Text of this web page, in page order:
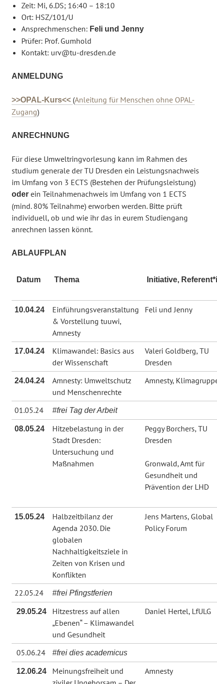
Zeit: Mi, 6.DS; 16:40 – 18:10
Ort: HSZ/101/U
Ansprechmenschen: Feli und Jenny
Prüfer: Prof. Gumhold
Kontakt: urv@tu-dresden.de
ANMELDUNG
>>OPAL-Kurs<< (Anleitung für Menschen ohne OPAL-
Zugang)
ANRECHNUNG
Für diese Umweltringvorlesung kann im Rahmen des
studium generale der TU Dresden ein Leistungsnachweis
im Umfang von 3 ECTS (Bestehen der Prüfungsleistung)
oder ein Teilnahmenachweis im Umfang von 1 ECTS
(mind. 80% Teilnahme) erworben werden. Bitte prüft
individuell, ob und wie ihr das in eurem Studiengang
anrechnen lassen könnt.
ABLAUFPLAN
Datum Thema Initiative,
10.04.24
Einführungsveranstaltung
& Vorstellung tuuwi,
Amnesty
Feli und Jenny
17.04.24
Klimawandel: Basics aus
der Wissenschaft
Valeri Goldberg, TU
Dresden
24.04.24
Amnesty: Umweltschutz
und Menschenrechte
Amnesty,
01.05.24 #frei Tag der Arbeit
08.05.24
Hitzebelastung in der
Stadt Dresden:
Untersuchung und
Maßnahmen
Peggy Borchers, TU
Dresden
Gronwald, Amt für
Gesundheit und
Prävention der LHD
15.05.24
Halbzeitbilanz der
Agenda 2030. Die
globalen
Nachhaltigkeitsziele in
Zeiten von Krisen und
Konflikten
Jens Martens, Global
Policy Forum
22.05.24 #frei Pfingstferien
29.05.24
Hitzestress auf allen
„Ebenen“ – Klimawandel
und Gesundheit
Daniel Hertel, LfULG
05.06.24 #frei dies academicus
12.06.24
Meinungsfreiheit und
Amnesty